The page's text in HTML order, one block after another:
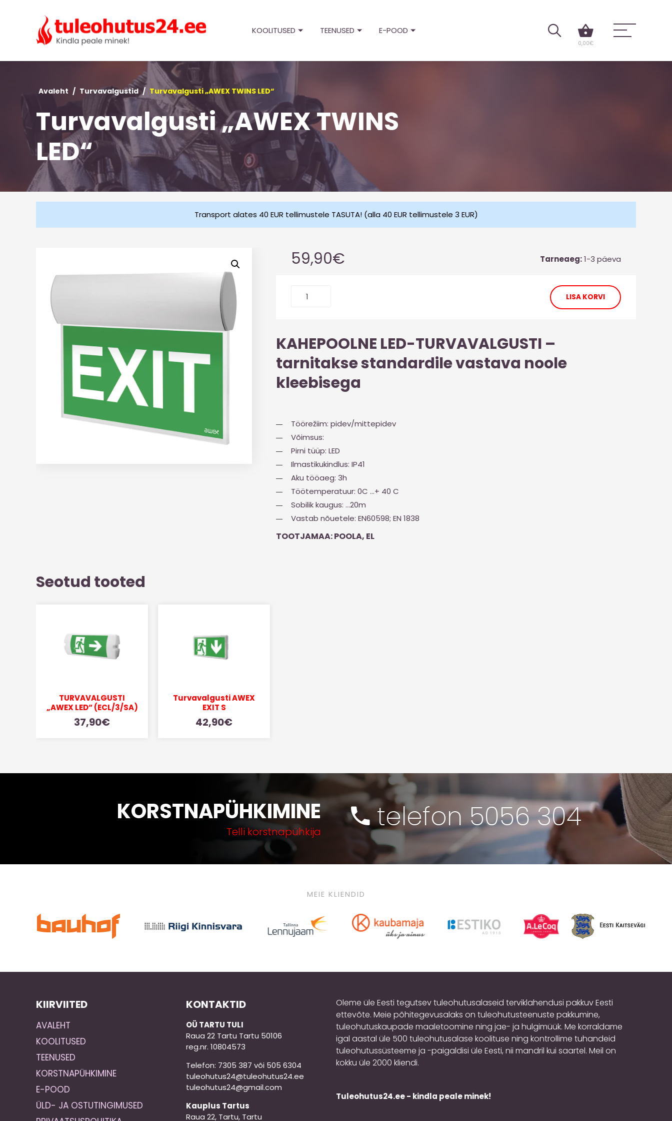
KOOLITUSED TEENUSED E-POOD
0,00€
Avaleht / Turvavalgustid / Turvavalgusti „AWEX TWINS LED“
Turvavalgusti „AWEX TWINS
LED“
Transport alates 40 EUR tellimustele TASUTA! (alla 40 EUR tellimustele 3 EUR)
59,90€ Tarneaeg:1-3 päeva
LISA KORVI
KAHEPOOLNE LED-TURVAVALGUSTI –
tarnitakse standardile vastava noole
kleebisega
Töörežiim: pidev/mittepidev
Võimsus:
Pirni tüüp: LED
Ilmastikukindlus: IP41
Aku tööaeg: 3h
Töötemperatuur: 0C …+ 40 C
Sobilik kaugus: …20m
Vastab nõuetele: EN60598; EN 1838
TOOTJAMAA: POOLA, EL
Seotud tooted
TURVAVALGUSTI
„AWEX LED“ (ECL/3/SA)
37,90€
Turvavalgusti AWEX
EXIT S
42,90€
KORSTNAPÜHKIMINE
Telli korstnapühkija telefon 5056 304
MEIE KLIENDID
KIIRVIITED
AVALEHT
KOOLITUSED
TEENUSED
KORSTNAPÜHKIMINE
E-POOD
ÜLD- JA OSTUTINGIMUSED
KONTAKTID
OÜ TARTU TULI
Raua 22 Tartu Tartu 50106
reg.nr. 10804573
Telefon: 7305 387 või 505 6304
tuleohutus24@tuleohutus24.ee
tuleohutus24@gmail.com
Kauplus Tartus
Raua 22, Tartu, Tartu
Oleme üle Eesti tegutsev tuleohutusalaseid terviklahendusi pakkuv Eesti
ettevõte. Meie põhitegevusalaks on tuleohutusteenuste pakkumine,
tuleohutuskaupade maaletoomine ning jae- ja hulgimüük. Me korraldame
igal aastal üle 500 tuleohutusalase koolituse ning kontrollime tuhandeid
tuleohutussüsteeme ja -paigaldisi üle Eesti, nii mandril kui saartel. Meil on
kokku üle 2000 kliendi.
Tuleohutus24.ee - kindla peale minek!